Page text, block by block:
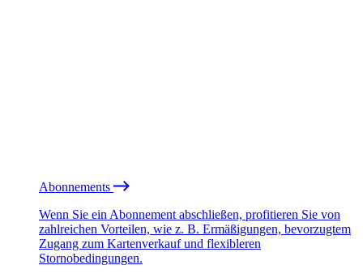
Abonnements
Wenn Sie ein Abonnement abschließen, profitieren Sie von
zahlreichen Vorteilen, wie z. B. Ermäßigungen, bevorzugtem
Zugang zum Kartenverkauf und flexibleren
Stornobedingungen.